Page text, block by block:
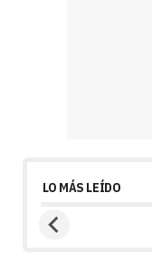
LO MÁS LEÍDO